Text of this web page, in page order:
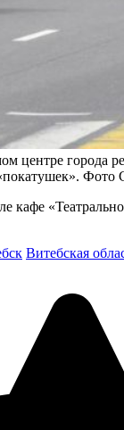
центре города
Фото
кафе
Витебская